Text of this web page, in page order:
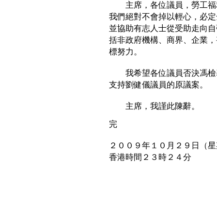
主席，各位議員，勞工福
我們絕對不會掉以輕心，必
並協助有志人士從受助走向
括非政府機構、商界、企業
標努力。
我希望各位議員否決馮檢
支持劉健儀議員的原議案。
主席，我謹此陳辭。
完
２００９年１０月２９日（
香港時間２３時２４分